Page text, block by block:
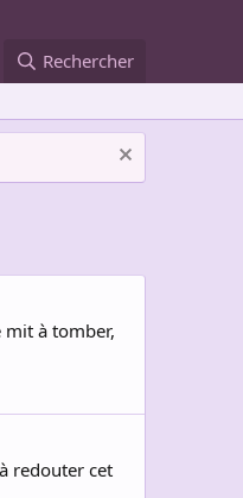
Rechercher
mit à tomber,
redouter cet